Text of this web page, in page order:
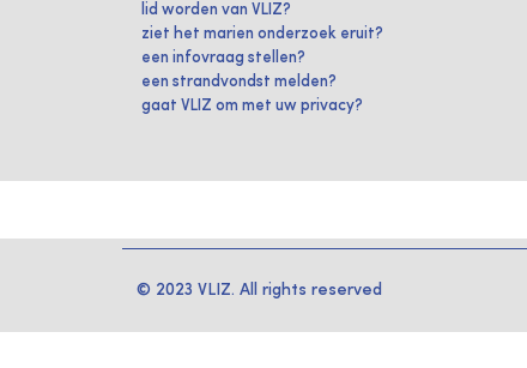
lid worden van VLIZ?
ziet het marien onderzoek eruit?
een infovraag stellen?
een strandvondst melden?
gaat VLIZ om met uw privacy?
© 2023 VLIZ. All rights reserved